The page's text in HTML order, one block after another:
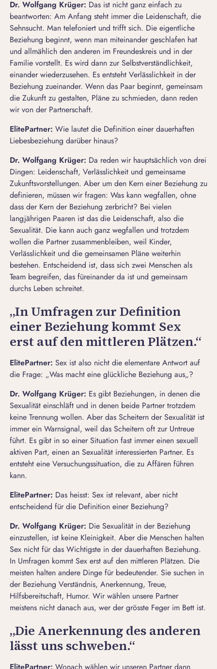
Dr. Wolfgang Krüger: Das ist nicht ganz einfach zu
beantworten: Am Anfang steht immer die Leidenschaft, die
Sehnsucht. Man telefoniert und trifft sich. Die eigentliche
Beziehung beginnt, wenn man miteinander geschlafen hat
und allmählich den anderen im Freundeskreis und in der
Familie vorstellt. Es wird dann zur Selbstverständlichkeit,
einander wiederzusehen. Es entsteht Verlässlichkeit in der
Beziehung zueinander. Wenn das Paar beginnt, gemeinsam
die Zukunft zu gestalten, Pläne zu schmieden, dann reden
wir von der Partnerschaft.
ElitePartner: Wie lautet die Definition einer dauerhaften
Liebesbeziehung darüber hinaus?
Dr. Wolfgang Krüger: Da reden wir hauptsächlich von drei
Dingen: Leidenschaft, Verlässlichkeit und gemeinsame
Zukunftsvorstellungen. Aber um den Kern einer Beziehung zu
definieren, müssen wir fragen: Was kann wegfallen, ohne
dass der Kern der Beziehung zerbricht? Bei vielen
langjährigen Paaren ist das die Leidenschaft, also die
Sexualität. Die kann auch ganz wegfallen und trotzdem
wollen die Partnerzusammenbleiben, weil Kinder,
Verlässlichkeit und die gemeinsamen Pläne weiterhin
bestehen. Entscheidend ist, dass sich zwei Menschen als
Team begreifen, das füreinander da ist und gemeinsam
durchs Leben schreitet.
„In Umfragen zur Definition
einer Beziehung kommt Sex
erst auf den mittleren Plätzen.“
ElitePartner: Sex ist also nicht die elementare Antwort auf
die Frage: „Was macht eine glückliche Beziehung aus„?
Dr. Wolfgang Krüger: Es gibt Beziehungen, in denen die
Sexualität einschläft und in denen beide Partner trotzdem
keine Trennung wollen. Aber das Scheitern der Sexualität ist
immer ein Warnsignal, weil das Scheitern oft zur Untreue
führt. Es gibt in so einer Situation fast immer einen sexuell
aktiven Part, einen an Sexualität interessierten Partner. Es
entsteht eine Versuchungssituation, die zu Affären führen
kann.
ElitePartner: Das heisst: Sex ist relevant, aber nicht
entscheidend für die Definition einer Beziehung?
Dr. Wolfgang Krüger: Die Sexualität in der Beziehung
einzustellen, ist keine Kleinigkeit. Aber die Menschen halten
Sex nicht für das Wichtigste in der dauerhaften Beziehung.
In Umfragen kommt Sex erst auf den mittleren Plätzen. Die
meisten halten andere Dinge für bedeutender. Sie suchen in
der Beziehung Verständnis, Anerkennung, Treue,
Hilfsbereitschaft, Humor. Wir wählen unsere Partner
meistens nicht danach aus, wer der grösste Feger im Bett ist.
„Die Anerkennung des anderen
lässt uns schweben.“